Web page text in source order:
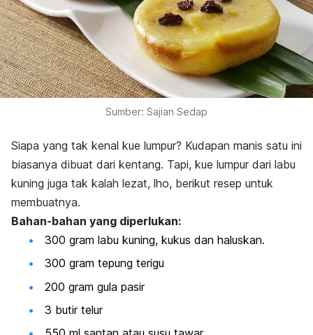
Sumber: Sajian Sedap
Siapa yang tak kenal kue lumpur? Kudapan manis satu ini
biasanya dibuat dari kentang. Tapi, kue lumpur dari labu
kuning juga tak kalah lezat, lho, berikut resep untuk
membuatnya.
Bahan-bahan yang diperlukan:
300 gram labu kuning, kukus dan haluskan.
300 gram tepung terigu
200 gram gula pasir
3 butir telur